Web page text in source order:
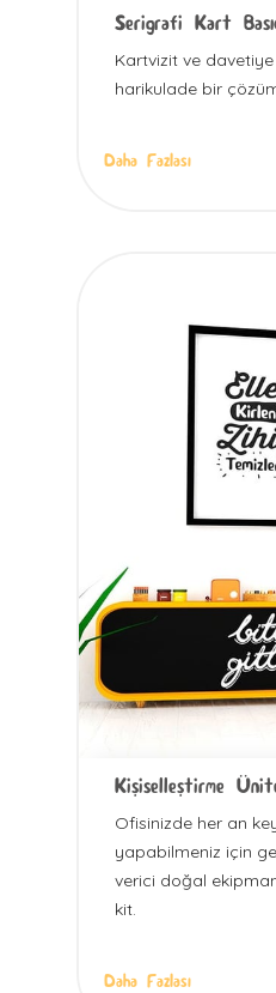
Serigrafi Kart
Kartvizit ve davetiye
harikulade bir
Daha Fazlası
Kişiselleştirme
Ofisinizde her an
yapabilmeniz için
verici doğal
kit.
Daha Fazlası